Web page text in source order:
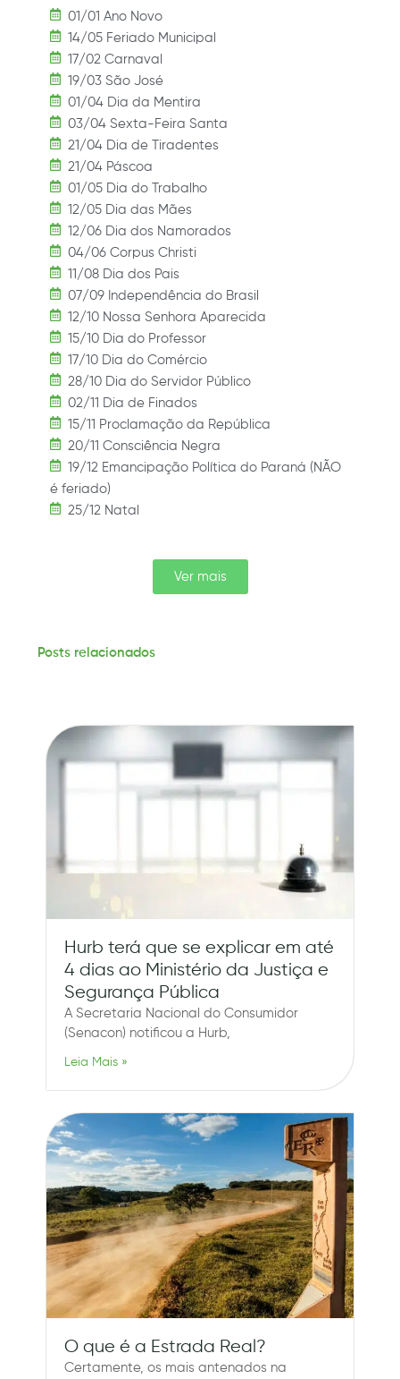
01/01 Ano Novo
14/05 Feriado Municipal
17/02 Carnaval
19/03 São José
01/04 Dia da Mentira
03/04 Sexta-Feira Santa
21/04 Dia de Tiradentes
21/04 Páscoa
01/05 Dia do Trabalho
12/05 Dia das Mães
12/06 Dia dos Namorados
04/06 Corpus Christi
11/08 Dia dos Pais
07/09 Independência do Brasil
12/10 Nossa Senhora Aparecida
15/10 Dia do Professor
17/10 Dia do Comércio
28/10 Dia do Servidor Público
02/11 Dia de Finados
15/11 Proclamação da República
20/11 Consciência Negra
19/12 Emancipação Política do Paraná (NÃO
é feriado)
25/12 Natal
Ver mais
Posts relacionados
Hurb terá que se explicar em até
4 dias ao Ministério da Justiça e
Segurança Pública
A Secretaria Nacional do Consumidor
(Senacon) notificou a Hurb,
Leia Mais »
O que é a Estrada Real?
Certamente, os mais antenados na